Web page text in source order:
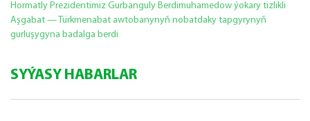
Hormatly Prezidentimiz Gurbanguly Berdimuhamedow ýokary tizlikli
Aşgabat — Türkmenabat awtobanynyň nobatdaky tapgyrynyň
gurluşygyna badalga berdi
SYÝASY HABARLAR